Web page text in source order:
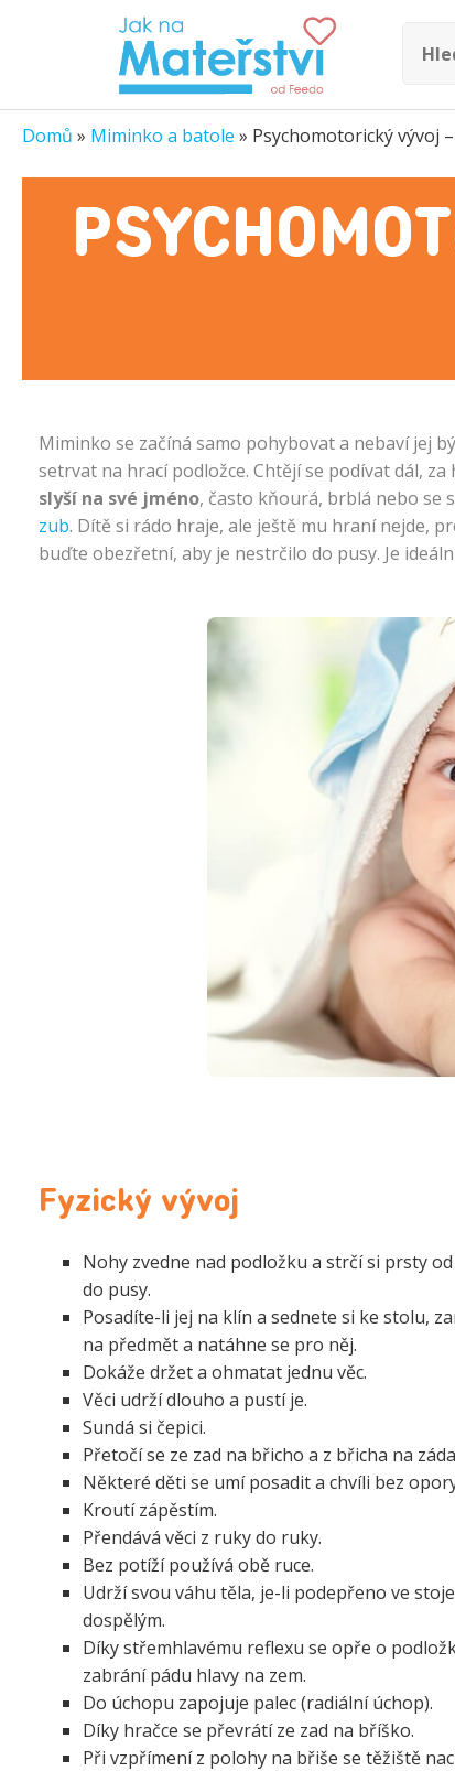
Domů » Miminko a batole » Psychomotorický vývoj
Miminko se začíná samo pohybovat a nebaví jej
setrvat na hrací podložce. Chtějí se podívat dál,
slyší na své jméno, často kňourá, brblá nebo se
zub. Dítě si rádo hraje, ale ještě mu hraní nejde,
buďte obezřetní, aby je nestrčilo do pusy. Je
Fyzický vývoj
Nohy zvedne nad podložku a strčí si prsty
do pusy.
Posadíte-li jej na klín a sednete si ke stolu,
na předmět a natáhne se pro něj.
Dokáže držet a ohmatat jednu věc.
Věci udrží dlouho a pustí je.
Sundá si čepici.
Přetočí se ze zad na břicho a z břicha na
Některé děti se umí posadit a chvíli bez
Kroutí zápěstím.
Přendává věci z ruky do ruky.
Bez potíží používá obě ruce.
Udrží svou váhu těla, je-li podepřeno ve stoje
dospělým.
Díky střemhlavému reflexu se opře o
zabrání pádu hlavy na zem.
Do úchopu zapojuje palec (radiální úchop).
Díky hračce se převrátí ze zad na bříško.
Při vzpřímení z polohy na břiše se těžiště